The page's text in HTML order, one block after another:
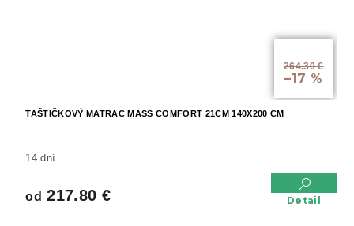
264.30 €
–17 %
TAŠTIČKOVÝ MATRAC MASS COMFORT 21CM 140X200 CM
14 dní
od 217.80 € Detail